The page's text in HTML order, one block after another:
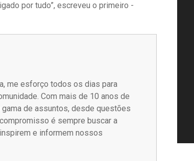
por tudo”, escreveu o primeiro -
me esforço todos os dias para
Com mais de 10 anos de
de assuntos, desde questões
é sempre buscar a
e informem nossos